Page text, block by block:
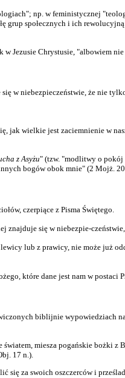
np. w feministycznej
społecznych i ich
w Jezusie Chrystusie, "albowiem
w niebezpieczeństwie, że nie
jak wielkie jest zaciemnienie w
z Asyżu" (tzw. "modlitwy o pokój
bogów obok mnie" (2 Mojż.
czerpiące z Pisma Świętego.
znajduje się w niebezpie-
lub z prawicy, nie może już
które dane jest nam w postaci
biblijnie wypowiedziach
światem, miesza pogańskie bożki
17 n.).
się za swoich oszczerców i